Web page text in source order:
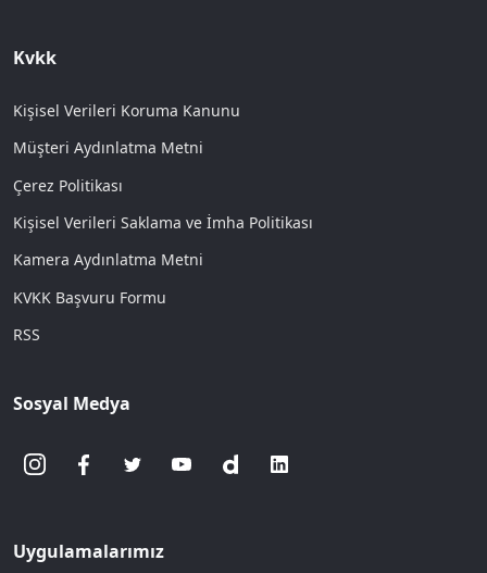
Kvkk
Kişisel Verileri Koruma Kanunu
Müşteri Aydınlatma Metni
Çerez Politikası
Kişisel Verileri Saklama ve İmha Politikası
Kamera Aydınlatma Metni
KVKK Başvuru Formu
RSS
Sosyal Medya
Uygulamalarımız